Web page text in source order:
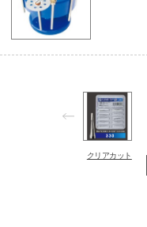
クリアカット